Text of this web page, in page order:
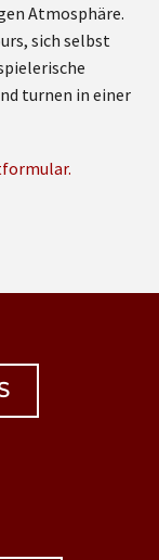
Atmosphäre.
sich selbst
turnen in einer